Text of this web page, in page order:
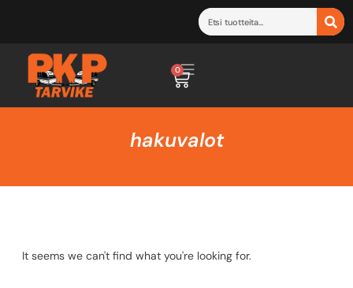
0
hakuvalot
It seems we can't find what you're looking for.